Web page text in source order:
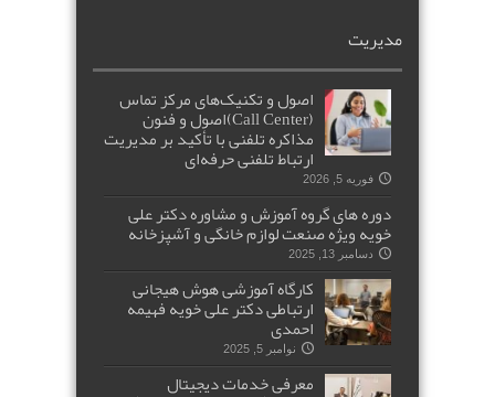
مدیریت
اصول و تکنیک‌های مرکز تماس
(Call Center)اصول و فنون
مذاکره تلفنی با تأکید بر مدیریت
ارتباط تلفنی حرفه‌ای
فوریه 5, 2026
دوره های گروه آموزش و مشاوره دکتر علی
خویه ویژه صنعت لوازم خانگی و آشپزخانه
دسامبر 13, 2025
کارگاه آموزشی هوش هیجانی
ارتباطی دکتر علی خویه فهیمه
احمدی
نوامبر 5, 2025
معرفی خدمات دیجیتال